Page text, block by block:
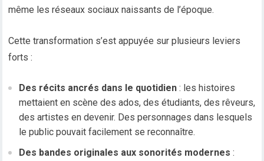
même les réseaux sociaux naissants de l’époque.
Cette transformation s’est appuyée sur plusieurs leviers
forts :
Des récits ancrés dans le quotidien : les histoires
mettaient en scène des ados, des étudiants, des rêveurs,
des artistes en devenir. Des personnages dans lesquels
le public pouvait facilement se reconnaître.
Des bandes originales aux sonorités modernes :